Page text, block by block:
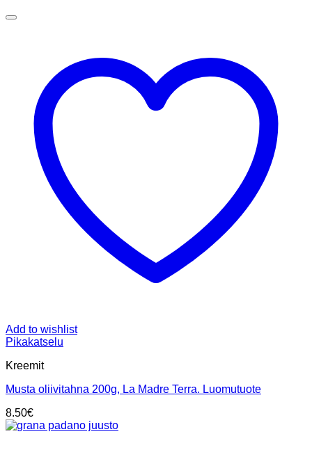
Add to wishlist
Pikakatselu
Kreemit
Musta oliivitahna 200g, La Madre Terra. Luomutuote
8.50€